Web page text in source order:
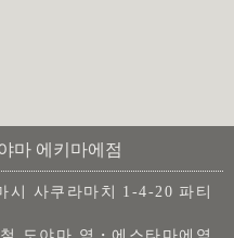
마 에키마에점
시 사쿠라마치 1-4-20 파티